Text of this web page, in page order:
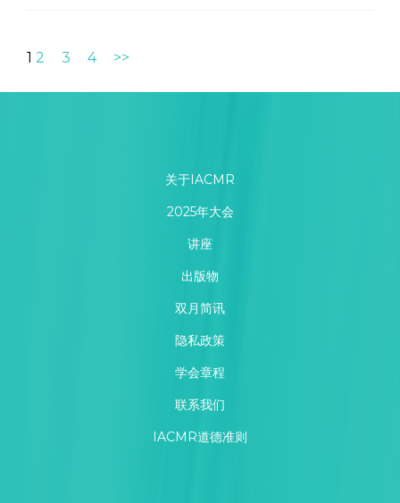
1 2 3 4 >>
关于IACMR
2025年大会
讲座
出版物
双月简讯
隐私政策
学会章程
联系我们
IACMR道德准则